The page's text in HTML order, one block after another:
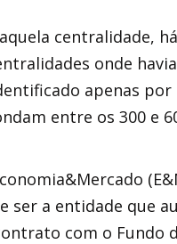
centralidade,
onde
apenas
entre os 300 e
ser a entidade que
com o Fundo